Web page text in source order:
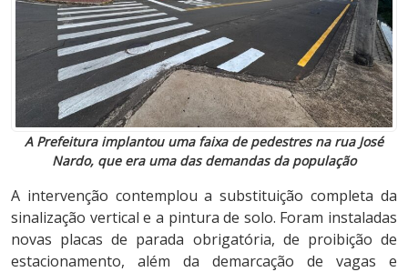
A Prefeitura implantou uma faixa de pedestres na rua José
Nardo, que era uma das demandas da população
A intervenção contemplou a substituição completa da
sinalização vertical e a pintura de solo. Foram instaladas
novas placas de parada obrigatória, de proibição de
estacionamento, além da demarcação de vagas e